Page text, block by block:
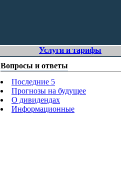
Услуги и тарифы
Вопросы и ответы
Последние 5
Прогнозы на будущее
О дивидендах
Информационные